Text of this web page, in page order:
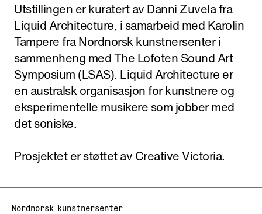
Utstillingen er kuratert av Danni Zuvela fra
Liquid Architecture, i samarbeid med Karolin
Tampere fra Nordnorsk kunstnersenter i
sammenheng med The Lofoten Sound Art
Symposium (LSAS). Liquid Architecture er
en australsk organisasjon for kunstnere og
eksperimentelle musikere som jobber med
det soniske.
Prosjektet er støttet av Creative Victoria.
Nordnorsk kunstnersenter